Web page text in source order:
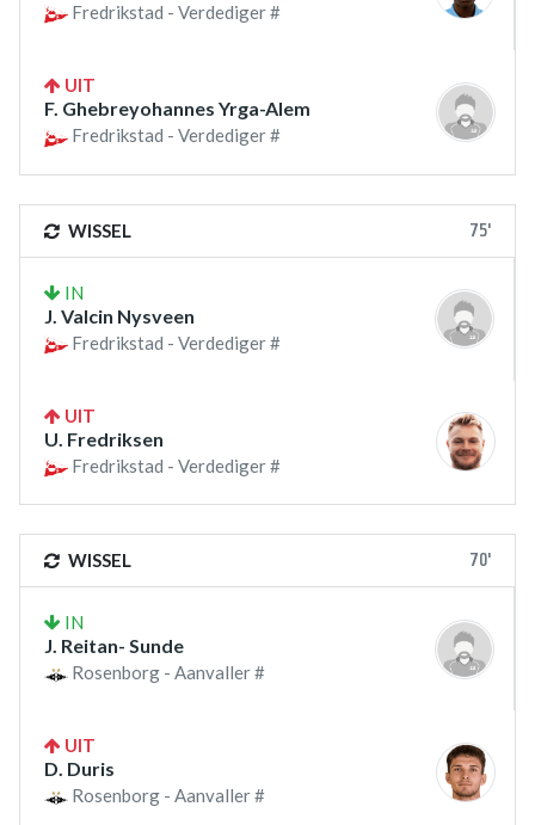
Fredrikstad - Verdediger #
UIT
F. Ghebreyohannes Yrga-Alem
Fredrikstad - Verdediger #
WISSEL 75'
IN
J. Valcin Nysveen
Fredrikstad - Verdediger #
UIT
U. Fredriksen
Fredrikstad - Verdediger #
WISSEL 70'
IN
J. Reitan- Sunde
Rosenborg - Aanvaller #
UIT
D. Duris
Rosenborg - Aanvaller #